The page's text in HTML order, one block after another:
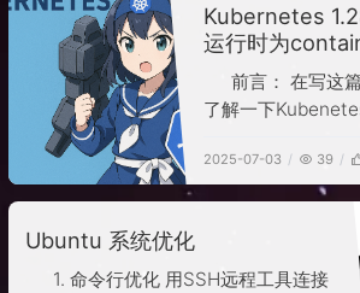
Kubernetes
运行时为
前言： 在写这
了解一下
知道他们各自是干
一个完整的容器平
容器运行的底层引
2025-07-03 39
Ubuntu 系统优化
1. 命令行优化 用SSH远程工具连接